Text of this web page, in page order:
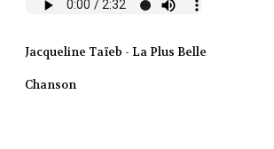
Jacqueline Taïeb - La Plus Belle
Chanson